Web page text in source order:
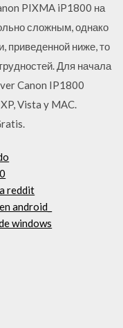
PIXMA iP1800 на
сложным, однако
приведенной ниже, то
Для начала
Canon IP1800
Vista y MAC.
reddit
android_
windows